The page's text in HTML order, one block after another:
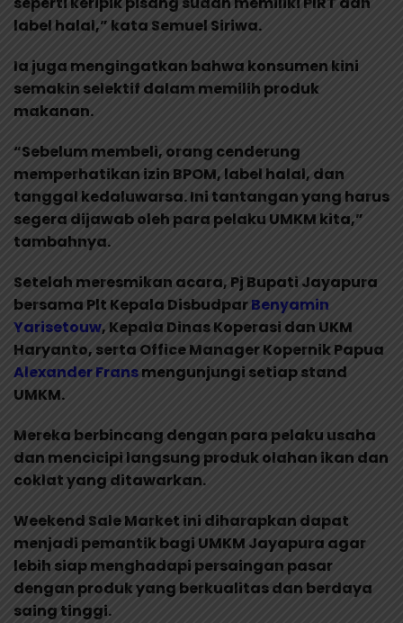
label halal,” kata Semuel Siriwa.
Ia juga mengingatkan bahwa konsumen kini
semakin selektif dalam memilih produk
makanan.
“Sebelum membeli, orang cenderung
memperhatikan izin BPOM, label halal, dan
tanggal kedaluwarsa. Ini tantangan yang harus
segera dijawab oleh para pelaku UMKM kita,”
tambahnya.
Setelah meresmikan acara, Pj Bupati Jayapura
bersama Plt Kepala DisbudparBenyamin
Yarisetouw, Kepala Dinas Koperasi dan UKM
Haryanto, serta Office Manager Kopernik Papua
Alexander Fransmengunjungi setiap stand
UMKM.
Mereka berbincang dengan para pelaku usaha
dan mencicipi langsung produk olahan ikan dan
coklat yang ditawarkan.
Weekend Sale Market ini diharapkan dapat
menjadi pemantik bagi UMKM Jayapura agar
lebih siap menghadapi persaingan pasar
dengan produk yang berkualitas dan berdaya
saing tinggi.